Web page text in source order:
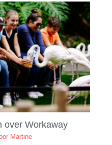
over Workaway
Martine